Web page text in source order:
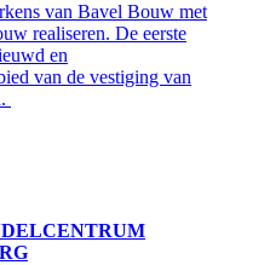
van Bavel Bouw met
realiseren. De eerste
en
van de vestiging van